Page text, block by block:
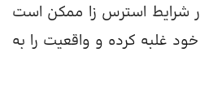
شرایط استرس زا ممکن است
غلبه کرده و واقعیت را به